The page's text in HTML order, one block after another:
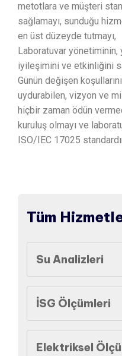
metotlara ve müşteri
sağlamayı, sunduğu
en üst düzeyde tutmayı,
Laboratuvar
iyileşimini ve etkinliğini
Günün değişen
uydurabilen, vizyon ve
hiçbir zaman ödün
kuruluş olmayı ve
ISO/IEC 17025
Tüm
Su Analizleri
İSG Ölçümleri
Elektriksel